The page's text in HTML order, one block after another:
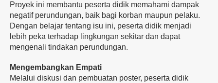
Proyek ini membantu peserta didik memahami dampak
negatif perundungan, baik bagi korban maupun pelaku.
Dengan belajar tentang isu ini, peserta didik menjadi
lebih peka terhadap lingkungan sekitar dan dapat
mengenali tindakan perundungan.
Mengembangkan Empati
Melalui diskusi dan pembuatan poster, peserta didik